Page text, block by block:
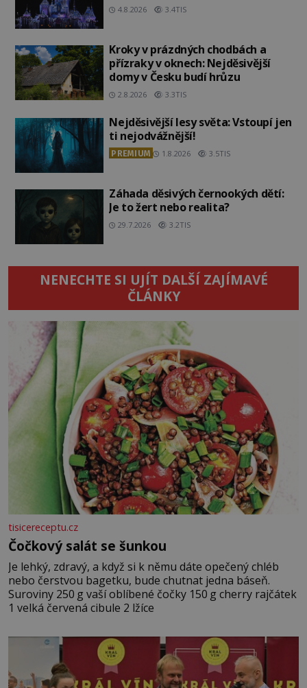
4.8.2026 3.4TIS
Kroky v prázdných chodbách a
přízraky v oknech: Nejděsivější
domy v Česku budí hrůzu
2.8.2026 3.3TIS
Nejděsivější lesy světa: Vstoupí jen
ti nejodvážnější!
PREMIUM 1.8.2026 3.5TIS
Záhada děsivých černookých dětí:
Je to žert nebo realita?
29.7.2026 3.2TIS
NENECHTE SI UJÍT DALŠÍ ZAJÍMAVÉ
ČLÁNKY
tisicereceptu.cz
Čočkový salát se šunkou
Je lehký, zdravý, a když si k němu dáte opečený chléb
nebo čerstvou bagetku, bude chutnat jedna báseň.
Suroviny 250 g vaší oblíbené čočky 150 g cherry rajčátek
1 velká červená cibule 2 lžíce